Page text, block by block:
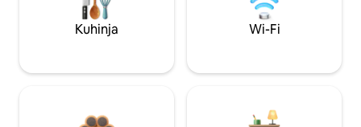
Kuhinja Wi-Fi